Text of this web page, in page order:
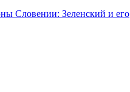
Словении: Зеленский и его